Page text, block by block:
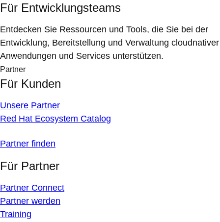
Für Entwicklungsteams
Entdecken Sie Ressourcen und Tools, die Sie bei der
Entwicklung, Bereitstellung und Verwaltung cloudnativer
Anwendungen und Services unterstützen.
Partner
Für Kunden
Unsere Partner
Red Hat Ecosystem Catalog
Partner finden
Für Partner
Partner Connect
Partner werden
Training